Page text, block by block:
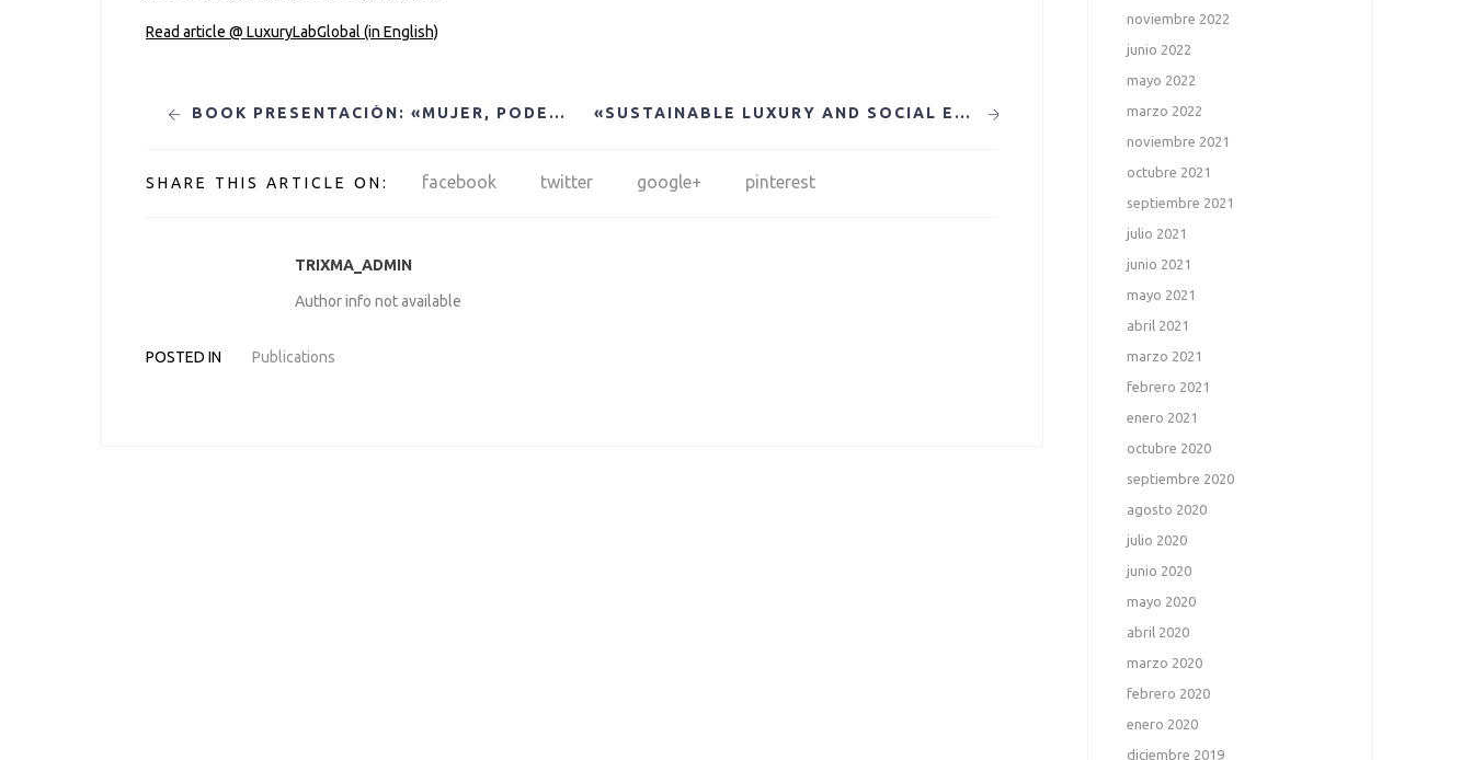
Read article @ LuxuryLabGlobal (in English)
Navegación
de
BOOK PRESENTACIÓN: «MUJER, PODER Y DINERO», BY ALICIA KAUFMANN «SUSTAINABLE LUXURY AND SOCIAL ENTREPRENEURSHIP: STORIES FROM THE PIONEERS» BOOK PRESENTATION IN NEW YORK AND MIAMI.
SHARE THIS ARTICLE ON: facebook twitter google+ pinterest
TRIXMA_ADMIN
Author info not available
POSTED IN Publications
noviembre 2022
junio 2022
mayo 2022
marzo 2022
noviembre 2021
octubre 2021
septiembre 2021
julio 2021
junio 2021
mayo 2021
abril 2021
marzo 2021
febrero 2021
enero 2021
octubre 2020
septiembre 2020
agosto 2020
julio 2020
junio 2020
mayo 2020
abril 2020
marzo 2020
febrero 2020
enero 2020
diciembre 2019